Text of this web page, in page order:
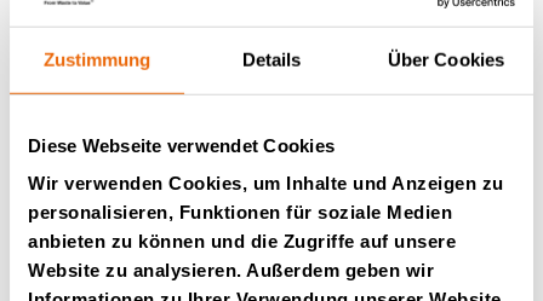
Zustimmung Details Über Cookies
Diese Webseite verwendet Cookies
Wir verwenden Cookies, um Inhalte und Anzeigen zu
personalisieren, Funktionen für soziale Medien
anbieten zu können und die Zugriffe auf unsere
Website zu analysieren. Außerdem geben wir
gleichen Geschwindigkeit verarbeiten können. Der
Maschine beispielsweise mit einem Radlader.
Die Tana-Serviceleistungen wie Service-Kits,
TanaConnect® Remote Management und ein